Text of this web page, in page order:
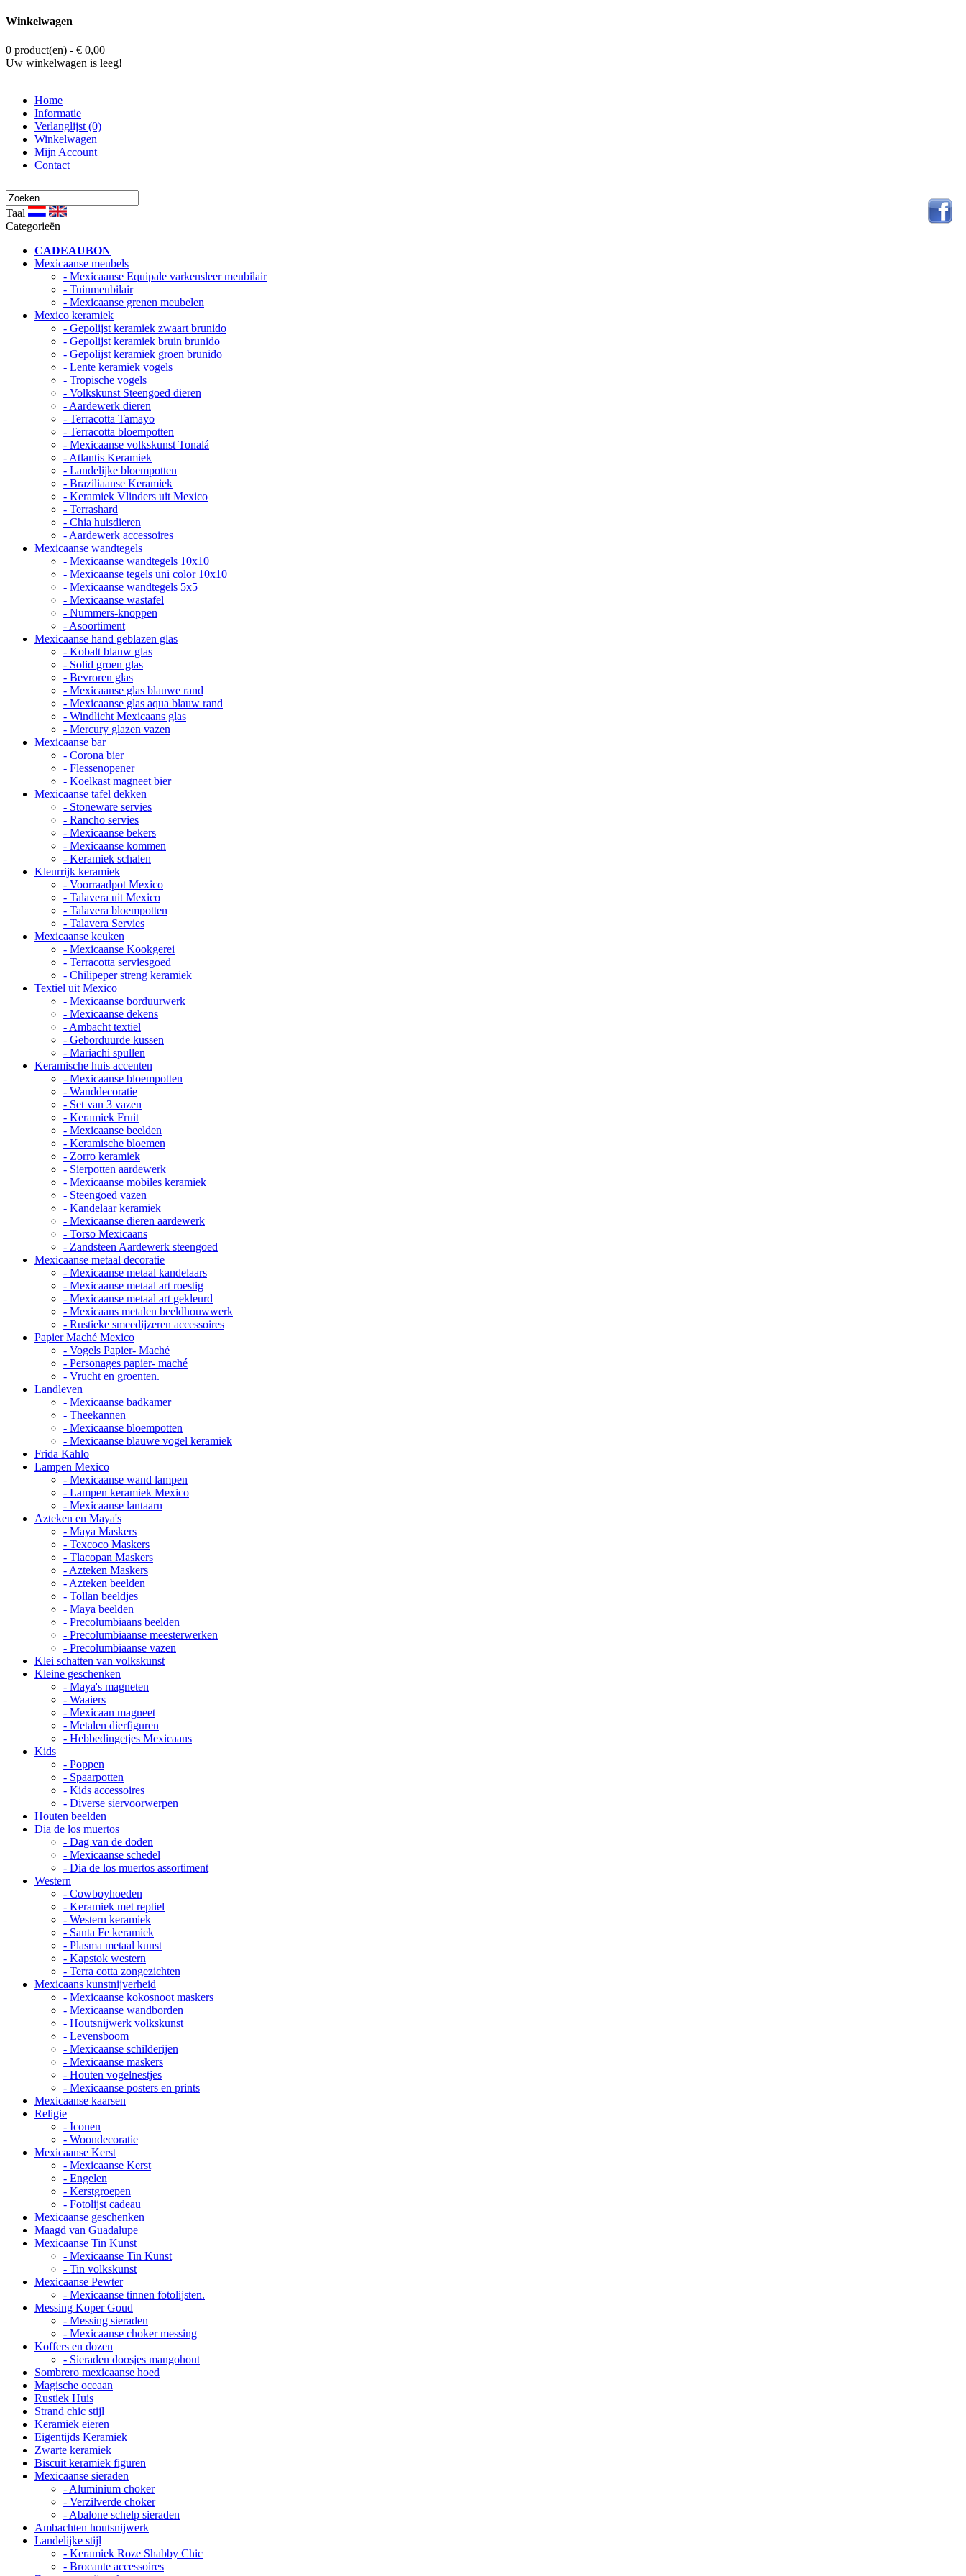
Winkelwagen
0 product(en) - € 0,00
Uw winkelwagen is leeg!
Home
Informatie
Verlanglijst (0)
Winkelwagen
Mijn Account
Contact
Taal
Categorieën
CADEAUBON
Mexicaanse meubels
- Mexicaanse Equipale varkensleer meubilair
- Tuinmeubilair
- Mexicaanse grenen meubelen
Mexico keramiek
- Gepolijst keramiek zwaart brunido
- Gepolijst keramiek bruin brunido
- Gepolijst keramiek groen brunido
- Lente keramiek vogels
- Tropische vogels
- Volkskunst Steengoed dieren
- Aardewerk dieren
- Terracotta Tamayo
- Terracotta bloempotten
- Mexicaanse volkskunst Tonalá
- Atlantis Keramiek
- Landelijke bloempotten
- Braziliaanse Keramiek
- Keramiek Vlinders uit Mexico
- Terrashard
- Chia huisdieren
- Aardewerk accessoires
Mexicaanse wandtegels
- Mexicaanse wandtegels 10x10
- Mexicaanse tegels uni color 10x10
- Mexicaanse wandtegels 5x5
- Mexicaanse wastafel
- Nummers-knoppen
- Asoortiment
Mexicaanse hand geblazen glas
- Kobalt blauw glas
- Solid groen glas
- Bevroren glas
- Mexicaanse glas blauwe rand
- Mexicaanse glas aqua blauw rand
- Windlicht Mexicaans glas
- Mercury glazen vazen
Mexicaanse bar
- Corona bier
- Flessenopener
- Koelkast magneet bier
Mexicaanse tafel dekken
- Stoneware servies
- Rancho servies
- Mexicaanse bekers
- Mexicaanse kommen
- Keramiek schalen
Kleurrijk keramiek
- Voorraadpot Mexico
- Talavera uit Mexico
- Talavera bloempotten
- Talavera Servies
Mexicaanse keuken
- Mexicaanse Kookgerei
- Terracotta serviesgoed
- Chilipeper streng keramiek
Textiel uit Mexico
- Mexicaanse borduurwerk
- Mexicaanse dekens
- Ambacht textiel
- Geborduurde kussen
- Mariachi spullen
Keramische huis accenten
- Mexicaanse bloempotten
- Wanddecoratie
- Set van 3 vazen
- Keramiek Fruit
- Mexicaanse beelden
- Keramische bloemen
- Zorro keramiek
- Sierpotten aardewerk
- Mexicaanse mobiles keramiek
- Steengoed vazen
- Kandelaar keramiek
- Mexicaanse dieren aardewerk
- Torso Mexicaans
- Zandsteen Aardewerk steengoed
Mexicaanse metaal decoratie
- Mexicaanse metaal kandelaars
- Mexicaanse metaal art roestig
- Mexicaanse metaal art gekleurd
- Mexicaans metalen beeldhouwwerk
- Rustieke smeedijzeren accessoires
Papier Maché Mexico
- Vogels Papier- Maché
- Personages papier- maché
- Vrucht en groenten.
Landleven
- Mexicaanse badkamer
- Theekannen
- Mexicaanse bloempotten
- Mexicaanse blauwe vogel keramiek
Frida Kahlo
Lampen Mexico
- Mexicaanse wand lampen
- Lampen keramiek Mexico
- Mexicaanse lantaarn
Azteken en Maya's
- Maya Maskers
- Texcoco Maskers
- Tlacopan Maskers
- Azteken Maskers
- Azteken beelden
- Tollan beeldjes
- Maya beelden
- Precolumbiaans beelden
- Precolumbiaanse meesterwerken
- Precolumbiaanse vazen
Klei schatten van volkskunst
Kleine geschenken
- Maya's magneten
- Waaiers
- Mexicaan magneet
- Metalen dierfiguren
- Hebbedingetjes Mexicaans
Kids
- Poppen
- Spaarpotten
- Kids accessoires
- Diverse siervoorwerpen
Houten beelden
Dia de los muertos
- Dag van de doden
- Mexicaanse schedel
- Dia de los muertos assortiment
Western
- Cowboyhoeden
- Keramiek met reptiel
- Western keramiek
- Santa Fe keramiek
- Plasma metaal kunst
- Kapstok western
- Terra cotta zongezichten
Mexicaans kunstnijverheid
- Mexicaanse kokosnoot maskers
- Mexicaanse wandborden
- Houtsnijwerk volkskunst
- Levensboom
- Mexicaanse schilderijen
- Mexicaanse maskers
- Houten vogelnestjes
- Mexicaanse posters en prints
Mexicaanse kaarsen
Religie
- Iconen
- Woondecoratie
Mexicaanse Kerst
- Mexicaanse Kerst
- Engelen
- Kerstgroepen
- Fotolijst cadeau
Mexicaanse geschenken
Maagd van Guadalupe
Mexicaanse Tin Kunst
- Mexicaanse Tin Kunst
- Tin volkskunst
Mexicaanse Pewter
- Mexicaanse tinnen fotolijsten.
Messing Koper Goud
- Messing sieraden
- Mexicaanse choker messing
Koffers en dozen
- Sieraden doosjes mangohout
Sombrero mexicaanse hoed
Magische oceaan
Rustiek Huis
Strand chic stijl
Keramiek eieren
Eigentijds Keramiek
Zwarte keramiek
Biscuit keramiek figuren
Mexicaanse sieraden
- Aluminium choker
- Verzilverde choker
- Abalone schelp sieraden
Ambachten houtsnijwerk
Landelijke stijl
- Keramiek Roze Shabby Chic
- Brocante accessoires